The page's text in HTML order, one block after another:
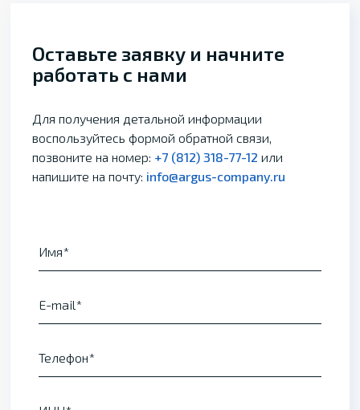
Оставьте заявку и начните
работать с нами
Для получения детальной информации
воспользуйтесь формой обратной связи,
позвоните на номер: +7 (812) 318-77-12 или
напишите на почту: info@argus-company.ru
Имя
E-mail
Телефон